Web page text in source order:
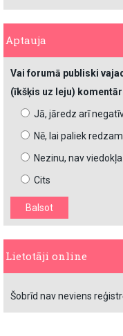
Aptauja
Vai forumā publiski
(īkšķis uz leju)
Jā, jāredz arī
Nē, lai paliek
Nezinu, nav viedokļa
Cits
Lietotāji online
Šobrīd nav neviens